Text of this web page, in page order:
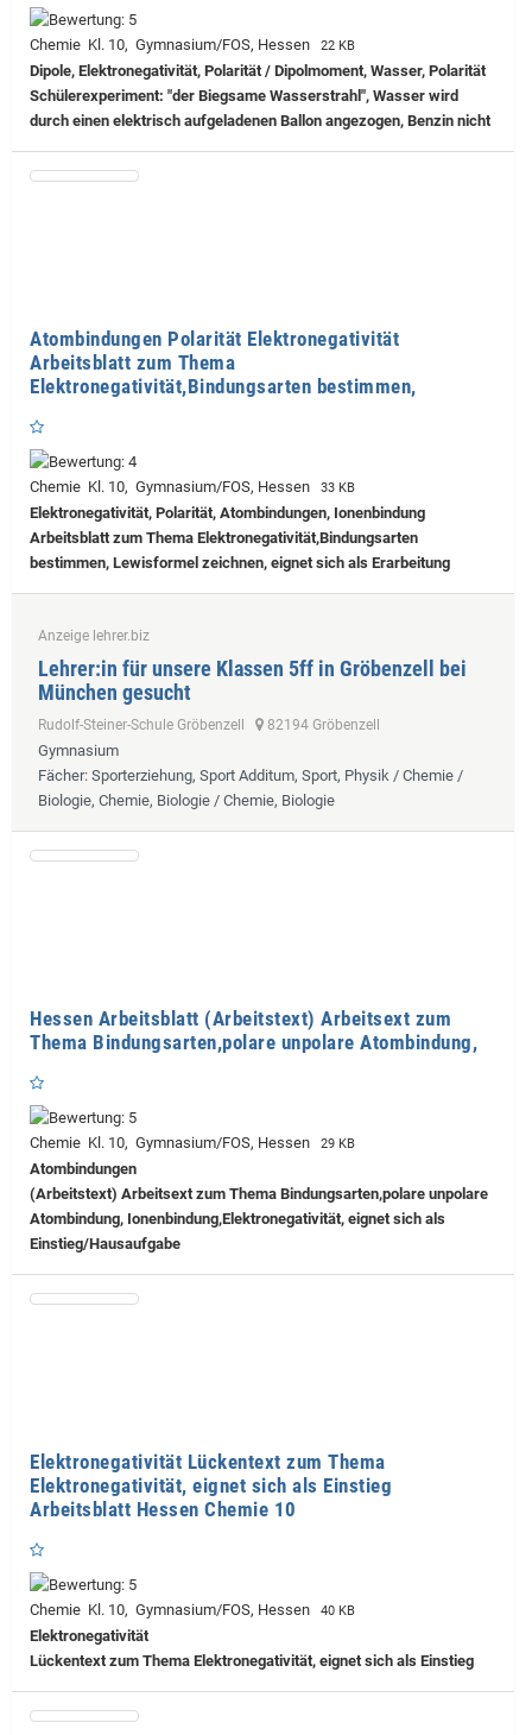
Chemie Kl. 10, Gymnasium/FOS, Hessen 22 KB
Dipole, Elektronegativität, Polarität / Dipolmoment, Wasser, Polarität
Schülerexperiment: "der Biegsame Wasserstrahl", Wasser wird
durch einen elektrisch aufgeladenen Ballon angezogen, Benzin nicht
Atombindungen Polarität Elektronegativität
Arbeitsblatt zum Thema
Elektronegativität,Bindungsarten bestimmen,
Chemie Kl. 10, Gymnasium/FOS, Hessen 33 KB
Elektronegativität, Polarität, Atombindungen, Ionenbindung
Arbeitsblatt zum Thema Elektronegativität,Bindungsarten
bestimmen, Lewisformel zeichnen, eignet sich als Erarbeitung
Anzeige lehrer.biz
Lehrer:in für unsere Klassen 5ff in Gröbenzell bei
München gesucht
Rudolf-Steiner-Schule Gröbenzell 82194 Gröbenzell
Gymnasium
Fächer: Sporterziehung, Sport Additum, Sport, Physik / Chemie /
Biologie, Chemie, Biologie / Chemie, Biologie
Hessen Arbeitsblatt (Arbeitstext) Arbeitsext zum
Thema Bindungsarten,polare unpolare Atombindung,
Chemie Kl. 10, Gymnasium/FOS, Hessen 29 KB
Atombindungen
(Arbeitstext) Arbeitsext zum Thema Bindungsarten,polare unpolare
Atombindung, Ionenbindung,Elektronegativität, eignet sich als
Einstieg/Hausaufgabe
Elektronegativität Lückentext zum Thema
Elektronegativität, eignet sich als Einstieg
Arbeitsblatt Hessen Chemie 10
Chemie Kl. 10, Gymnasium/FOS, Hessen 40 KB
Elektronegativität
Lückentext zum Thema Elektronegativität, eignet sich als Einstieg